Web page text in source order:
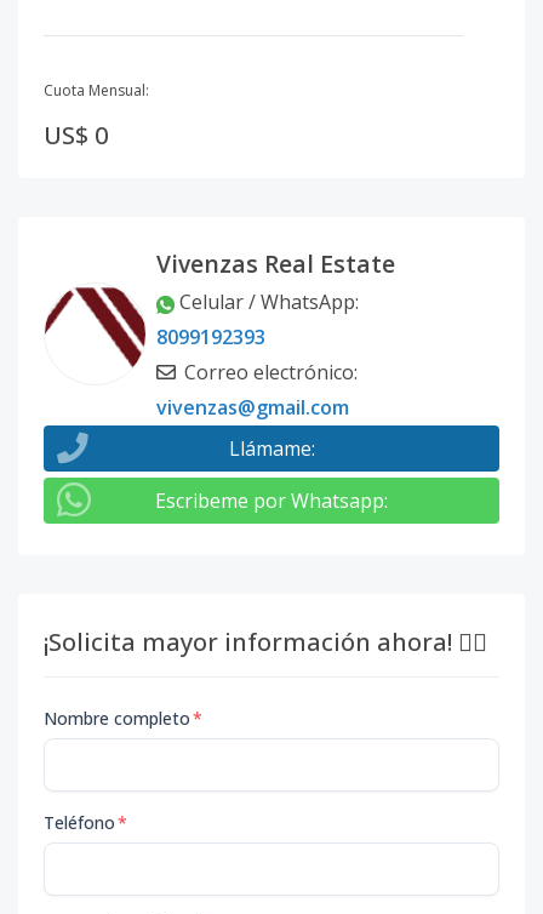
Cuota Mensual:
US$ 0
Vivenzas Real Estate
Celular / WhatsApp:
8099192393
Correo electrónico:
vivenzas@gmail.com
Llámame:
Escribeme por Whatsapp:
¡Solicita mayor información ahora! 👇🏽
Nombre completo*
Teléfono*